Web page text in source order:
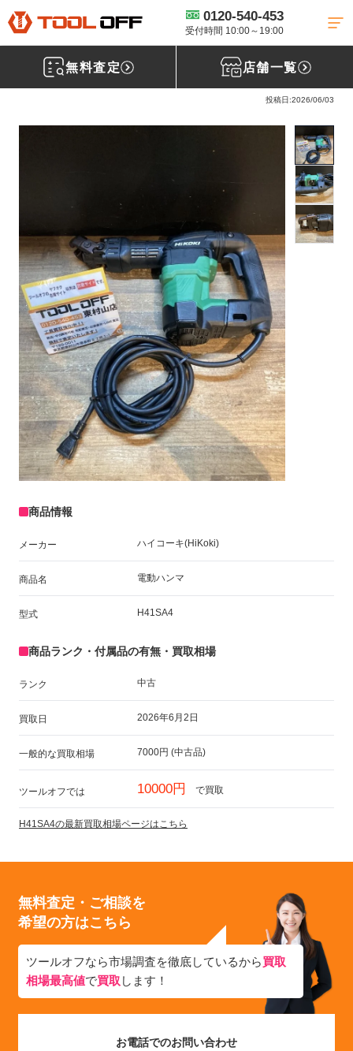
0120-540-453
受付時間 10:00～19:00
無料査定 店舗一覧
工具買取TOP 電動工具買取 電動ハンマ買取
【買取実績】HiKOKI 電
動ハンマ H41SA4[東京都西東京市]東村山店
ハイコーキ(HiKoki) 電動ハンマ H41SA4
投稿日:2026/06/03
商品情報
メーカー ハイコーキ(HiKoki)
商品名 電動ハンマ
型式 H41SA4
商品ランク・付属品の有無・買取相場
ランク 中古
買取日 2026年6月2日
一般的な買取相場 7000円 (中古品)
ツールオフでは 10000円 で買取
H41SA4の最新買取相場ページはこちら
無料査定・ご相談を
希望の方はこちら
ツールオフなら市場調査を徹底しているから買取
相場最高値で買取 します！
お電話でのお問い合わせ